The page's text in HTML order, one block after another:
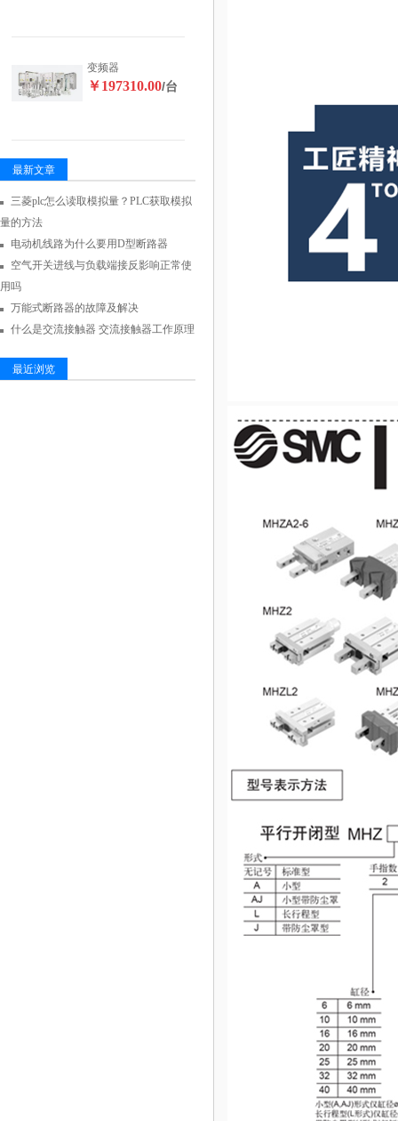
变频器
￥197310.00/台
最新文章
三菱plc怎么读取模拟量？PLC获取模拟
量的方法
电动机线路为什么要用D型断路器
空气开关进线与负载端接反影响正常使
用吗
万能式断路器的故障及解决
什么是交流接触器 交流接触器工作原理
最近浏览